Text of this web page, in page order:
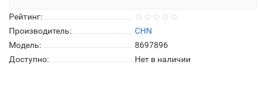
Рейтинг:
Производитель:
CHN
Модель:
8697896
Доступно:
Нет в наличии